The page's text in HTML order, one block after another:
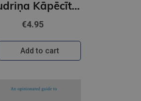
Skudriņa Kāpēcīte. Burti
€4.95
Add to cart